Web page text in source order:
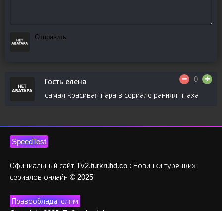
Отправить
Гость елена
0
самая красивая пара в сериале ранняя птаха
SpeedTest
Официальный сайт Tv2.turkruhd.co : Новинки турецких
сериалов онлайн © 2025
Правообладателям